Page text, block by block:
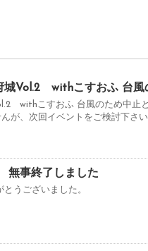
城Vol.2 withこすおふ 台風
withこすおふ 台風のため中止
が、次回イベントをご検討下さ
無事終了しました
うございました。